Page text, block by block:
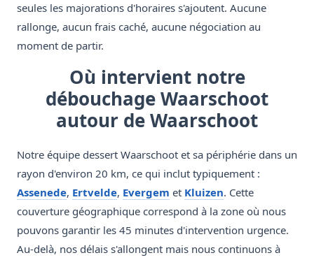
seules les majorations d'horaires s'ajoutent. Aucune
rallonge, aucun frais caché, aucune négociation au
moment de partir.
Où intervient notre
débouchage Waarschoot
autour de Waarschoot
Notre équipe dessert Waarschoot et sa périphérie dans un
rayon d'environ 20 km, ce qui inclut typiquement :
Assenede, Ertvelde, Evergem et Kluizen. Cette
couverture géographique correspond à la zone où nous
pouvons garantir les 45 minutes d'intervention urgence.
Au-delà, nos délais s'allongent mais nous continuons à